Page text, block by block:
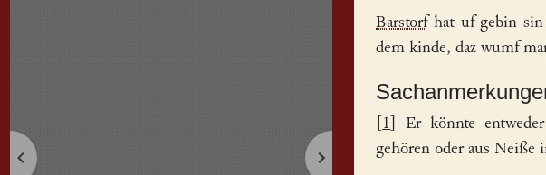
Barstorfhat uf gebin sin
dem kinde, daz wumf
1 ] Er könnte
gehören oder aus Neiße